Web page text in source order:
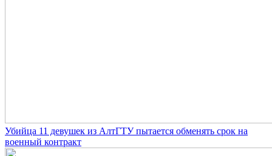
Убийца 11 девушек из АлтГТУ пытается обменять срок на
военный контракт